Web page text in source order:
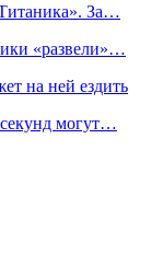
За…
«развели»…
на ней ездить
секунд могут…